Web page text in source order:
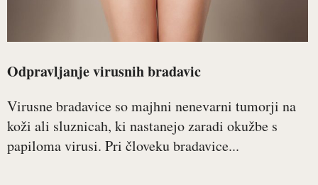
Odpravljanje virusnih bradavic
Virusne bradavice so majhni nenevarni tumorji na
koži ali sluznicah, ki nastanejo zaradi okužbe s
papiloma virusi. Pri človeku bradavice...